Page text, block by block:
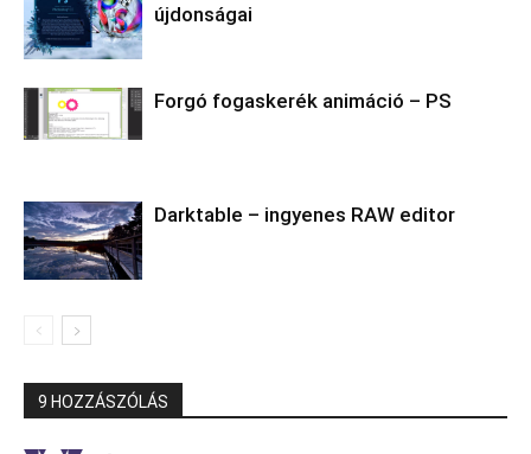
újdonságai
Forgó fogaskerék animáció – PS
Darktable – ingyenes RAW editor
9 HOZZÁSZÓLÁS